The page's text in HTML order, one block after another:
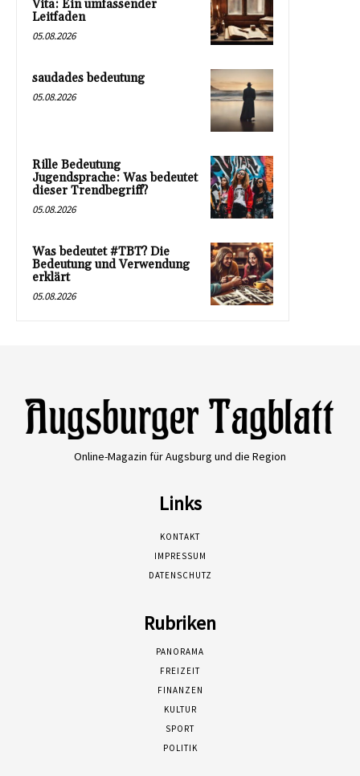
Vita: Ein umfassender
Leitfaden
05.08.2026
saudades bedeutung
05.08.2026
Rille Bedeutung
Jugendsprache: Was bedeutet
dieser Trendbegriff?
05.08.2026
Was bedeutet #TBT? Die
Bedeutung und Verwendung
erklärt
05.08.2026
Online-Magazin für Augsburg und die Region
Links
KONTAKT
IMPRESSUM
DATENSCHUTZ
Rubriken
PANORAMA
FREIZEIT
FINANZEN
KULTUR
SPORT
POLITIK